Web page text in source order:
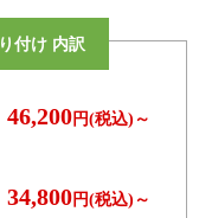
付け 内訳
46,200円(税込)～
34,800円(税込)～